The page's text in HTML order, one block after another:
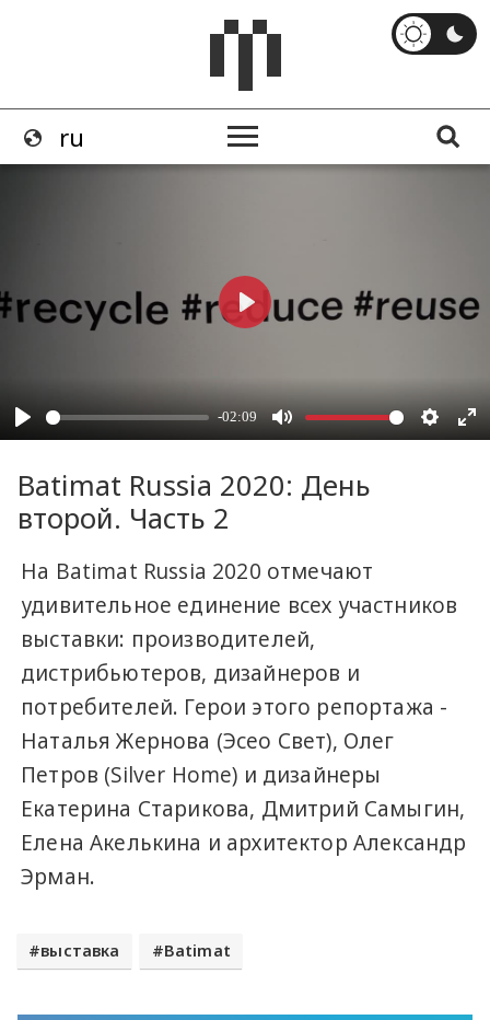
Batimat Russia 2020: День
второй. Часть 2
На Batimat Russia 2020 отмечают
удивительное единение всех участников
выставки: производителей,
дистрибьютеров, дизайнеров и
потребителей. Герои этого репортажа -
Наталья Жернова (Эсео Свет), Олег
Петров (Silver Home) и дизайнеры
Екатерина Старикова, Дмитрий Самыгин,
Елена Акелькина и архитектор Александр
Эрман.
выставка Batimat